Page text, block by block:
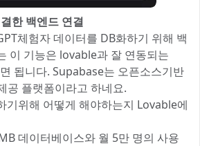
한 백엔드 연결
체험자 데이터를 DB화하기 위해 백
이 기능은 lovable과 잘 연동되는
됩니다. Supabase는 오픈소스기반
공 플랫폼이라고 하네요.
기위해 어떻게 해야하는지 Lovable에
데이터베이스와 월 5만 명의 사용